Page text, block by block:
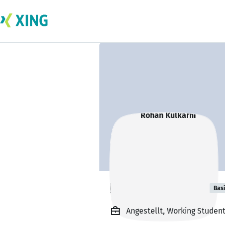
Rohan Kulkarni
Angestellt, Working